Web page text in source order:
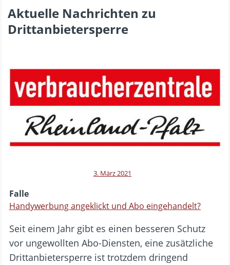
Aktuelle Nachrichten zu
Drittanbietersperre
3. März 2021
Falle
Handywerbung angeklickt und Abo eingehandelt?
Seit einem Jahr gibt es einen besseren Schutz
vor ungewollten Abo-Diensten, eine zusätzliche
Drittanbietersperre ist trotzdem dringend